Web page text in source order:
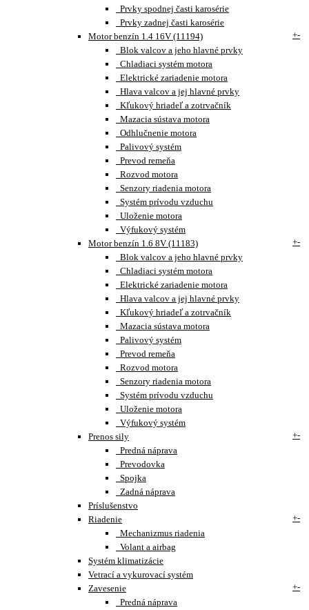
Prvky spodnej časti karosérie
Prvky zadnej časti karosérie
Motor benzín 1.4 16V (11194)
+-
Blok valcov a jeho hlavné prvky
Chladiaci systém motora
Elektrické zariadenie motora
Hlava valcov a jej hlavné prvky
Kľukový hriadeľ a zotrvačník
Mazacia sústava motora
Odhlučnenie motora
Palivový systém
Prevod remeňa
Rozvod motora
Senzory riadenia motora
Systém prívodu vzduchu
Uloženie motora
Výfukový systém
Motor benzín 1.6 8V (11183)
+-
Blok valcov a jeho hlavné prvky
Chladiaci systém motora
Elektrické zariadenie motora
Hlava valcov a jej hlavné prvky
Kľukový hriadeľ a zotrvačník
Mazacia sústava motora
Palivový systém
Prevod remeňa
Rozvod motora
Senzory riadenia motora
Systém prívodu vzduchu
Uloženie motora
Výfukový systém
Prenos sily
+-
Predná náprava
Prevodovka
Spojka
Zadná náprava
Príslušenstvo
Riadenie
+-
Mechanizmus riadenia
Volant a airbag
Systém klimatizácie
Vetrací a vykurovací systém
Zavesenie
+-
Predná náprava